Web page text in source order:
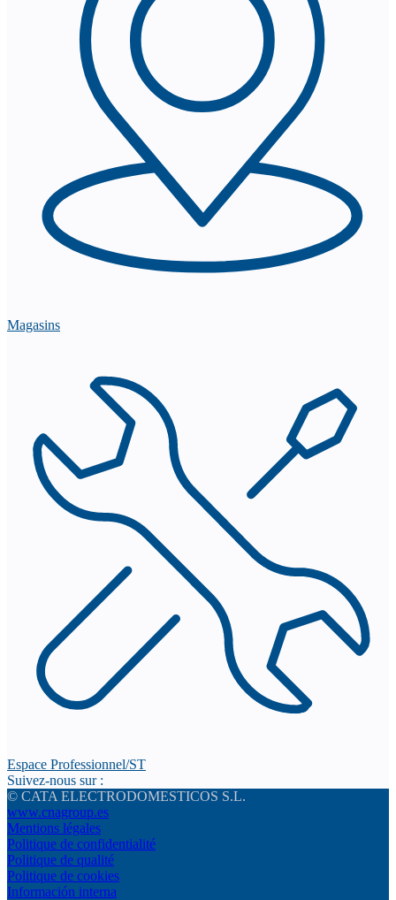
Magasins
Espace Professionnel/ST
Suivez-nous sur :
© CATA ELECTRODOMESTICOS S.L.
www.cnagroup.es
Mentions légales
Politique de confidentialité
Politique de qualité
Politique de cookies
Información interna